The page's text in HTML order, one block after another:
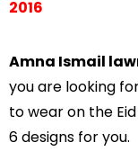
2016
Amna Ismail
you are looking
to wear on the
6 designs for you.